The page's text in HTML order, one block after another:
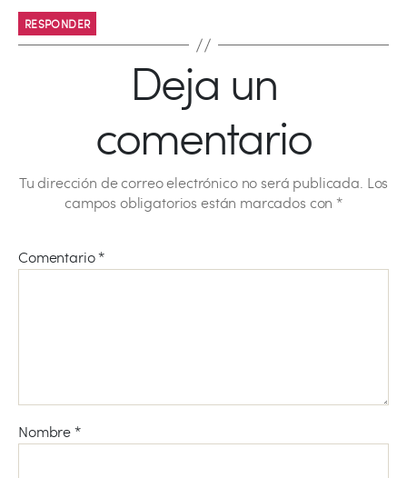
RESPONDER
Deja un
comentario
Tu dirección de correo electrónico no será publicada. Los
campos obligatorios están marcados con*
Comentario*
Nombre*